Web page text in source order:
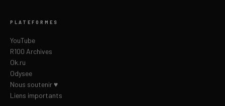
PLATEFORMES
YouTube
R100 Archives
Ok.ru
Odysee
Nous soutenir ♥
Liens importants